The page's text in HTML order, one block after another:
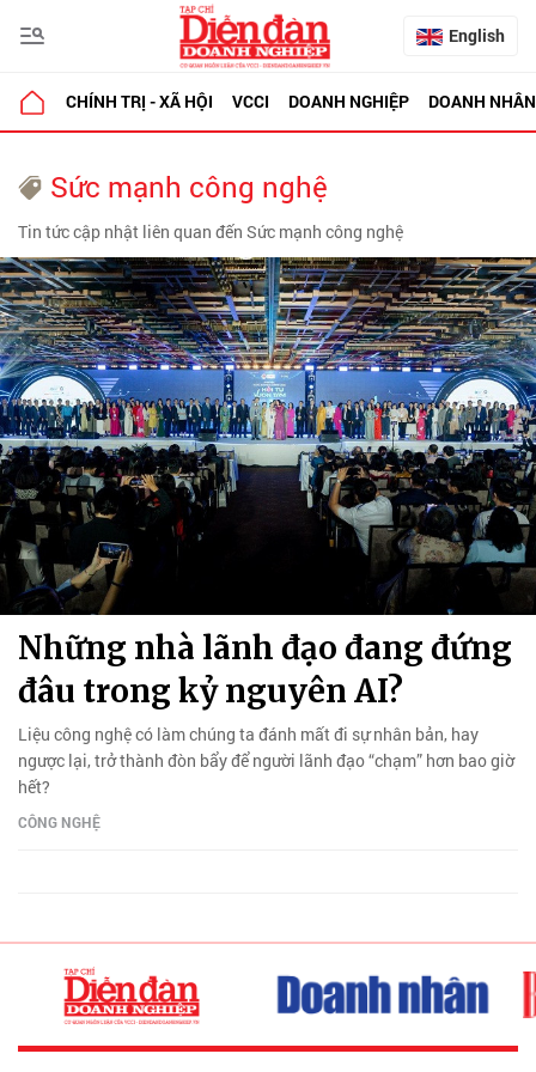
English
CHÍNH TRỊ - XÃ HỘI VCCI DOANH NGHIỆP DOANH NHÂN
Sức mạnh công nghệ
Tin tức cập nhật liên quan đến Sức mạnh công nghệ
Những nhà lãnh đạo đang đứng
đâu trong kỷ nguyên AI?
Liệu công nghệ có làm chúng ta đánh mất đi sự nhân bản, hay
ngược lại, trở thành đòn bẩy để người lãnh đạo “chạm” hơn bao giờ
hết?
CÔNG NGHỆ